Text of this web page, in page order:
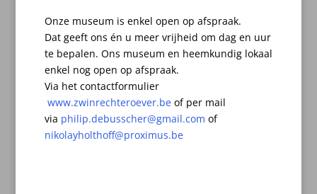
Onze museum is enkel open op afspraak.
Dat geeft ons én u meer vrijheid om dag en uur
te bepalen. Ons museum en heemkundig lokaal
enkel nog open op afspraak.
Via het contactformulier
www.zwinrechteroever.be of per mail
via philip.debusscher@gmail.com of
nikolayholthoff@proximus.be